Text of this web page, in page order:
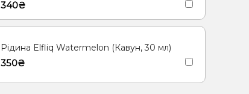
340₴
Рідина Elfliq Watermelon (Кавун, 30 мл)
350₴